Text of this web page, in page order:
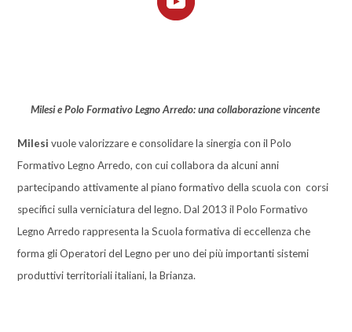
Milesi e Polo Formativo Legno Arredo: una collaborazione vincente
Milesi vuole valorizzare e consolidare la sinergia con il Polo
Formativo Legno Arredo, con cui collabora da alcuni anni
partecipando attivamente al piano formativo della scuola con corsi
specifici sulla verniciatura del legno. Dal 2013 il Polo Formativo
Legno Arredo rappresenta la Scuola formativa di eccellenza che
forma gli Operatori del Legno per uno dei più importanti sistemi
produttivi territoriali italiani, la Brianza.